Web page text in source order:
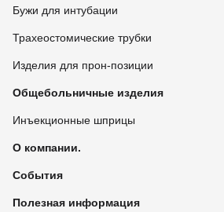
Бужи для интубации
Трахеостомические трубки
Изделия для прон-позиции
Общебольничные изделия
Инъекционные шприцы
О компании.
События
Полезная информация